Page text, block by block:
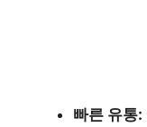
빠른 유통: